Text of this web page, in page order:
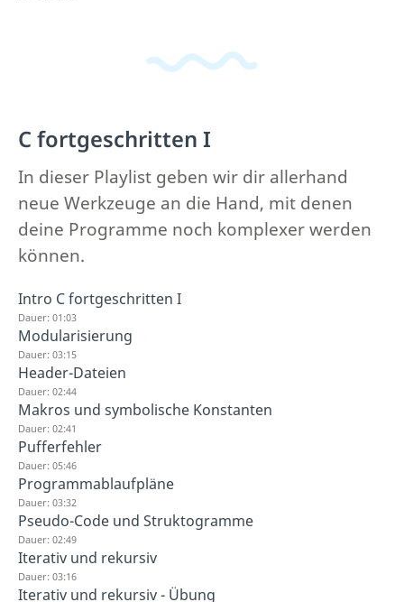
C fortgeschritten I
In dieser Playlist geben wir dir allerhand
neue Werkzeuge an die Hand, mit denen
deine Programme noch komplexer werden
können.
Intro C fortgeschritten I
Dauer: 01:03
Modularisierung
Dauer: 03:15
Header-Dateien
Dauer: 02:44
Makros und symbolische Konstanten
Dauer: 02:41
Pufferfehler
Dauer: 05:46
Programmablaufpläne
Dauer: 03:32
Pseudo-Code und Struktogramme
Dauer: 02:49
Iterativ und rekursiv
Dauer: 03:16
Iterativ und rekursiv - Übung